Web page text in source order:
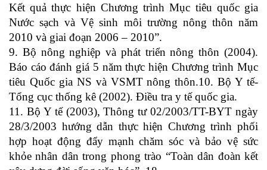
Kết quả thực hiện Chương trình Mục tiêu quốc gia
Nước sạch và Vệ sinh môi trường nông thôn năm
2010 và giai đoạn 2006 – 2010”.
9. Bộ nông nghiệp và phát triển nông thôn (2004).
Báo cáo đánh giá 5 năm thực hiện Chương trình Mục
tiêu Quốc gia NS và VSMT nông thôn.10. Bộ Y tế-
Tổng cục thống kê (2002). Điều tra y tế quốc gia.
11. Bộ Y tế (2003), Thông tư 02/2003/TT-BYT ngày
28/3/2003 hướng dẫn thực hiện Chương trình phối
hợp hoạt động đẩy mạnh chăm sóc và bảo vệ sức
khỏe nhân dân trong phong trào “Toàn dân đoàn kết